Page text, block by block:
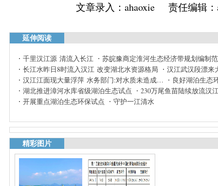
文章录入：ahaoxie 责任编辑
延伸阅读
千里汉江源 清流入长江
苏皖豫商定淮河生态经济带规划编制
长江水昨日8时流入汉江 改变湖北水资源格局
汉江武汉段漂
汉江江面现大量浮萍 水务部门:对水质未造成…
良好湖泊生态
湖北推进漳河水库省级湖泊生态试点
230万尾鱼苗陆续放流汉
开展重点湖泊生态环保试点
守护一江清水
精彩图片